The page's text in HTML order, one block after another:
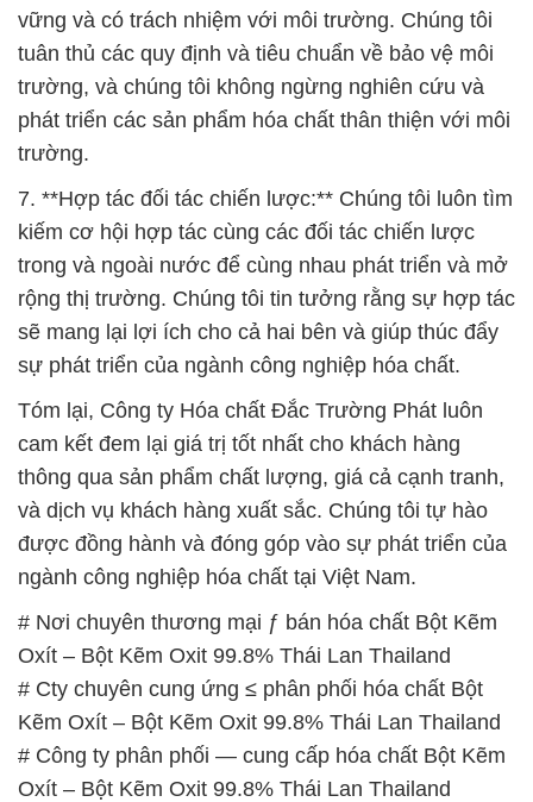
vững và có trách nhiệm với môi trường. Chúng tôi
tuân thủ các quy định và tiêu chuẩn về bảo vệ môi
trường, và chúng tôi không ngừng nghiên cứu và
phát triển các sản phẩm hóa chất thân thiện với môi
trường.
7. **Hợp tác đối tác chiến lược:** Chúng tôi luôn tìm
kiếm cơ hội hợp tác cùng các đối tác chiến lược
trong và ngoài nước để cùng nhau phát triển và mở
rộng thị trường. Chúng tôi tin tưởng rằng sự hợp tác
sẽ mang lại lợi ích cho cả hai bên và giúp thúc đẩy
sự phát triển của ngành công nghiệp hóa chất.
Tóm lại, Công ty Hóa chất Đắc Trường Phát luôn
cam kết đem lại giá trị tốt nhất cho khách hàng
thông qua sản phẩm chất lượng, giá cả cạnh tranh,
và dịch vụ khách hàng xuất sắc. Chúng tôi tự hào
được đồng hành và đóng góp vào sự phát triển của
ngành công nghiệp hóa chất tại Việt Nam.
# Nơi chuyên thương mại ƒ bán hóa chất Bột Kẽm
Oxít – Bột Kẽm Oxit 99.8% Thái Lan Thailand
# Cty chuyên cung ứng ≤ phân phối hóa chất Bột
Kẽm Oxít – Bột Kẽm Oxit 99.8% Thái Lan Thailand
# Công ty phân phối — cung cấp hóa chất Bột Kẽm
Oxít – Bột Kẽm Oxit 99.8% Thái Lan Thailand